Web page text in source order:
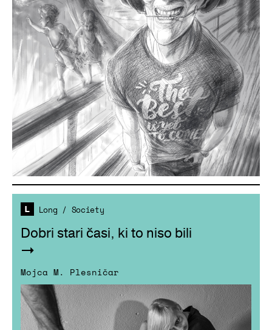
Long / Society
Dobri stari časi, ki to niso bili
Mojca M. Plesničar